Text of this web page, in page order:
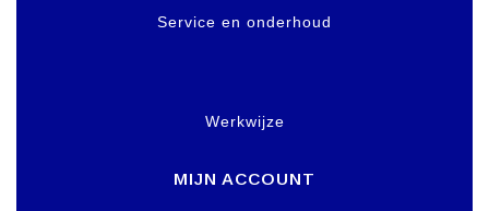
Service en onderhoud
Werkwijze
MIJN ACCOUNT